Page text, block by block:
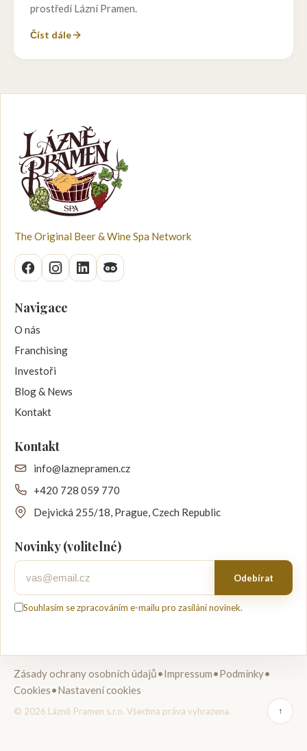
prostředí Lázní Pramen.
Číst dále
The Original Beer & Wine Spa Network
Navigace
O nás
Franchising
Investoři
Blog & News
Kontakt
Kontakt
info@laznepramen.cz
+420 728 059 770
Dejvická 255/18, Prague, Czech Republic
Novinky (volitelné)
Váš e-mail
Odebírat
Souhlasím se zpracováním e-mailu pro zasílání novinek.
Zásady ochrany osobních údajů•Impressum•Podmínky•
Cookies•Nastavení cookies
© 2026 Lázně Pramen s.r.o. Všechna práva vyhrazena. ↑